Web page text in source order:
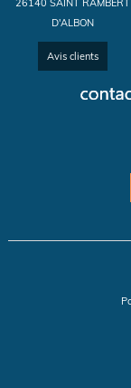
26140 SAINT RAMBERT
D'ALBON
Avis clients